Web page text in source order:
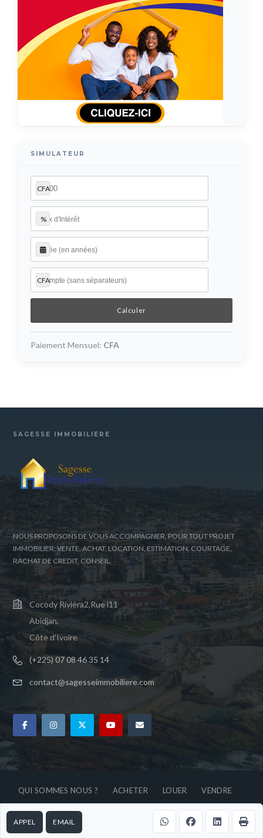
APPEL EMAIL
SIMULATEUR
CFA
%
CFA
Paiement Mensuel: CFA
SAGESSE IMMOBILIÈRE
NOUS PROPOSONS DE VOUS ACCOMPAGNER, POUR TOUT PROJET
IMMOBILIER: VENTE, ACHAT, LOCATION, ESTIMATION, COURTAGE,
RACHAT DE CREDIT, CONSEIL.
Cocody Riviéra2,Rue i11
Abidjan,
Côte d'Ivoire
(+225) 07 08 46 35 14
contact@sagesseimmobiliere.com
QUI SOMMES NOUS ? ACHETER LOUER
VENDRE
© 2026 Sagesse immobilière, Tous droits réservés.